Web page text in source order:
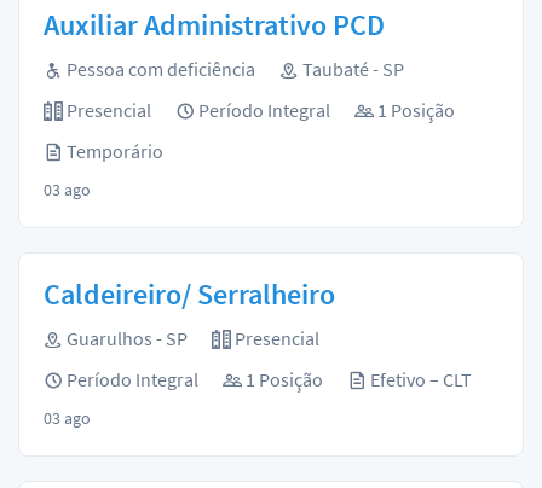
Auxiliar Administrativo PCD
Pessoa com deficiência
Taubaté - SP
Presencial
Período Integral
1 Posição
Temporário
03 ago
Caldeireiro/ Serralheiro
Guarulhos - SP
Presencial
Período Integral
1 Posição Efetivo – CLT
03 ago